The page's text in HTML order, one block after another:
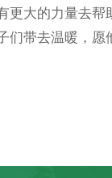
大的力量去
带去温暖，